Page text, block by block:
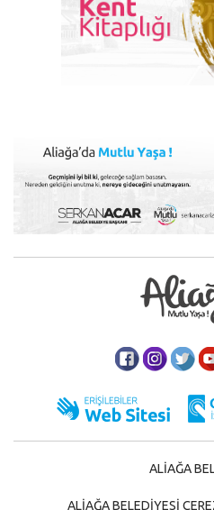
ALİAĞA
ALİAĞA BELEDİYESİ